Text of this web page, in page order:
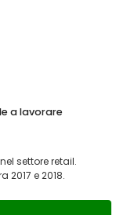
a lavorare
settore retail.
e 2018.